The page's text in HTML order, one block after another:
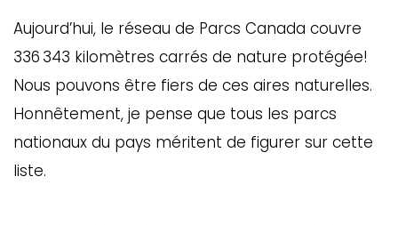
Aujourd’hui, le réseau de Parcs Canada couvre
336 343 kilomètres carrés de nature protégée!
Nous pouvons être fiers de ces aires naturelles.
Honnêtement, je pense que tous les parcs
nationaux du pays méritent de figurer sur cette
liste.